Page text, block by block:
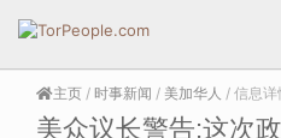
主页 / 时事新闻 / 美加华人 / 信息详
美众议长警告:这次